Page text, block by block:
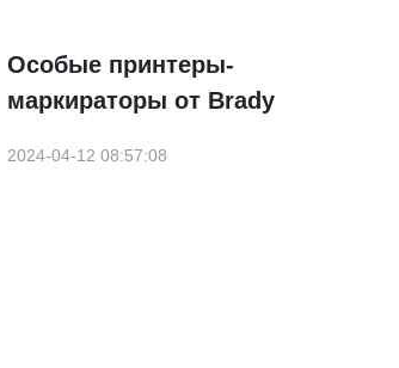
Особые принтеры-
маркираторы от Brady
2024-04-12 08:57:08